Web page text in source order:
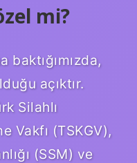
mi?
baktığımızda,
açıktır.
Silahlı
Vakfı (TSKGV),
(SSM) ve